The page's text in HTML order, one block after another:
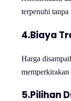
terpenuhi tanpa
4.Biaya
Harga
memperkirakan
5.Pilihan